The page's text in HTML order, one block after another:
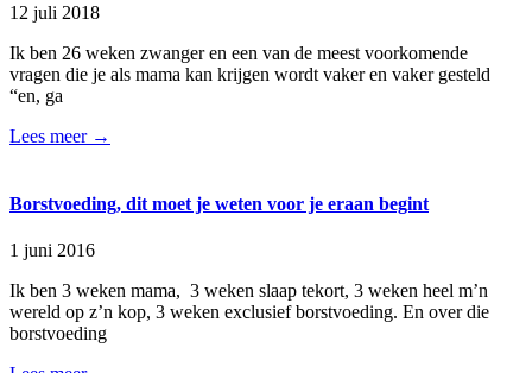
12 juli 2018
Ik ben 26 weken zwanger en een van de meest voorkomende
vragen die je als mama kan krijgen wordt vaker en vaker gesteld
“en, ga
Lees meer →
Borstvoeding, dit moet je weten voor je eraan begint
1 juni 2016
Ik ben 3 weken mama, 3 weken slaap tekort, 3 weken heel m’n
wereld op z’n kop, 3 weken exclusief borstvoeding. En over die
borstvoeding